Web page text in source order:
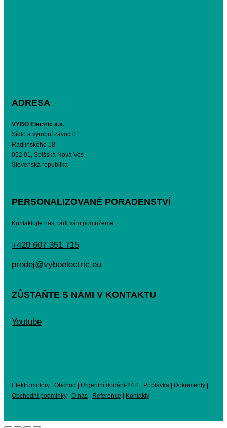
ADRESA
VYBO Electric a.s.
Sídlo a výrobní závod 01
Radlinského 18
052 01, Spišská Nová Ves
Slovenská republika
PERSONALIZOVANÉ PORADENSTVÍ
Kontaktujte nás, rádi vám pomůžeme.
+420 607 351 715
prodej@vyboelectric.eu
ZŮSTAŇTE S NÁMI V KONTAKTU
Youtube
Elektromotory | Obchod | Urgentní dodání-24H | Poptávka | Dokumenty |
Obchodní podmínky | O nás | Reference | Kontakty